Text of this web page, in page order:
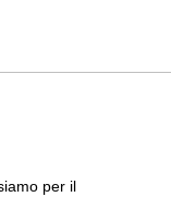
per il